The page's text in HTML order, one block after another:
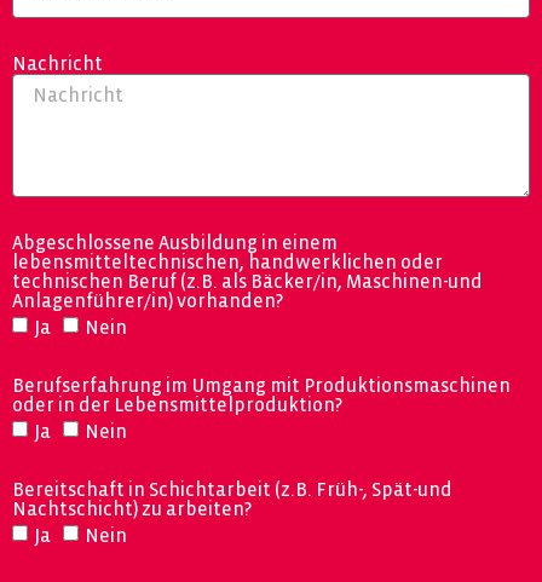
Nachricht
Abgeschlossene Ausbildung in einem
lebensmitteltechnischen, handwerklichen oder
technischen Beruf (z.B. als Bäcker/in, Maschinen-und
Anlagenführer/in) vorhanden?
Ja
Nein
Berufserfahrung im Umgang mit Produktionsmaschinen
oder in der Lebensmittelproduktion?
Ja
Nein
Bereitschaft in Schichtarbeit (z.B. Früh-, Spät-und
Nachtschicht) zu arbeiten?
Ja
Nein